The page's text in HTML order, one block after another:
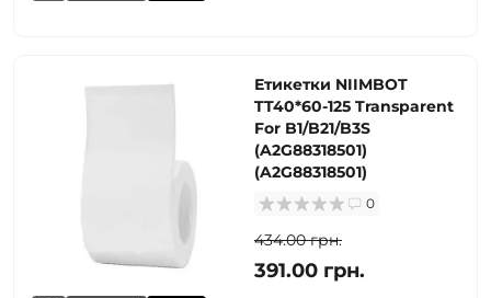
Етикетки NIIMBOT
TT40*60-125 Transparent
For B1/B21/B3S
(A2G88318501)
(A2G88318501)
0
434.00 грн.
391.00 грн.